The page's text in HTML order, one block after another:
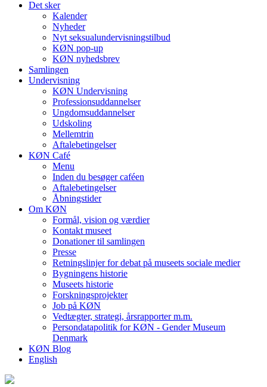
Det sker
Kalender
Nyheder
Nyt seksualundervisningstilbud
KØN pop-up
KØN nyhedsbrev
Samlingen
Undervisning
KØN Undervisning
Professionsuddannelser
Ungdomsuddannelser
Udskoling
Mellemtrin
Aftalebetingelser
KØN Café
Menu
Inden du besøger caféen
Aftalebetingelser
Åbningstider
Om KØN
Formål, vision og værdier
Kontakt museet
Donationer til samlingen
Presse
Retningslinjer for debat på museets sociale medier
Bygningens historie
Museets historie
Forskningsprojekter
Job på KØN
Vedtægter, strategi, årsrapporter m.m.
Persondatapolitik for KØN - Gender Museum
Denmark
KØN Blog
English